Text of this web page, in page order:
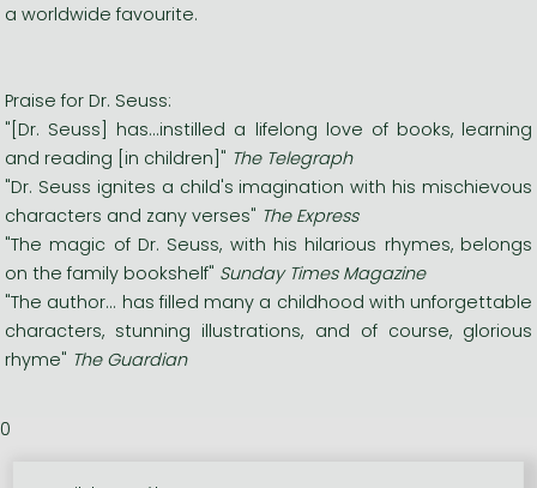
a worldwide favourite.
Praise for Dr. Seuss:
"[Dr. Seuss] has...instilled a lifelong love of books, learning
and reading [in children]" The Telegraph
"Dr. Seuss ignites a child's imagination with his mischievous
characters and zany verses" The Express
"The magic of Dr. Seuss, with his hilarious rhymes, belongs
on the family bookshelf" Sunday Times Magazine
"The author... has filled many a childhood with unforgettable
characters, stunning illustrations, and of course, glorious
rhyme" The Guardian
0